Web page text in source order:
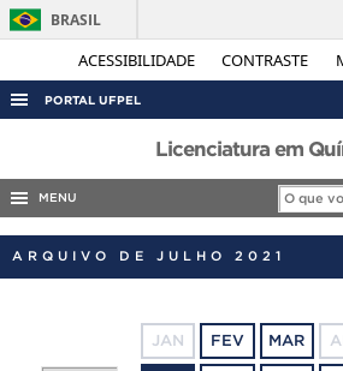
ACESSIBILIDADE CONTRASTE
BRASIL
PORTAL UFPEL
ACESSO À INFORMAÇÃO
AUDITORIA
CONCURSOS
Licenciatura em
MENU
ARQUIVO DE JULHO 2021
JAN FEV MAR